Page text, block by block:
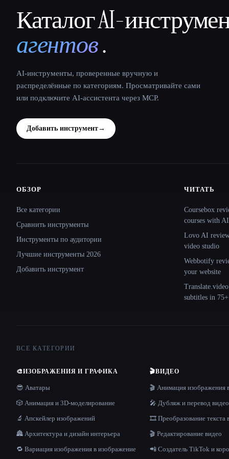
That AI Collection
Каталог AI-
агентов.
AI-инструменты, проверенные вручную и
распределённые по категориям. Просматривайте сами
или подключите AI-ассистента через MCP.
Добавить инструмент→
Site navigation
ОБЗОР
Все категории
Сравнить инструменты
Инструменты по аудитории
Лучшие инструменты 2026
Добавить инструмент
ЧИТАТЬ
Coursebox
courses with AI
Lovo AI
video studio
Webbotify
your website
subtitles in 75+
ВСЕ КАТЕГОРИИ
🎨ИЗОБРАЖЕНИЯ И ГРАФИКА
😎 Аватары
🎲 Анимация и 3D-моделирование
🔬 Апскейлер изображений
🏯 Архитектура и дизайн интерьера
🔁 Вариация изображения в изображение
🎬ВИДЕО
🎬 Анимация изображения
🎤 Дубляж и перевод видео
🎞️ Преобразование текста
🎬 Редактирование видео
📲 Создатель TikTok и